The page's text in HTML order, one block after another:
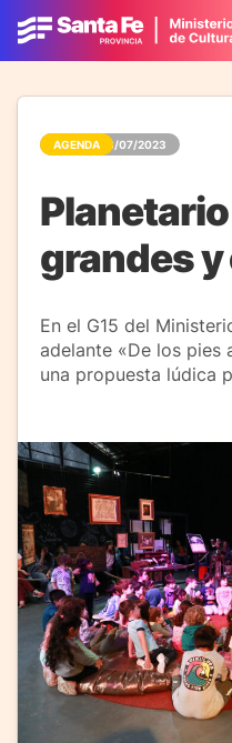
AGENDA 28/07/2023
grandes
En el G15 del
adelante «De los pies
una propuesta lúdica